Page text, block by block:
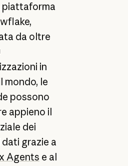
piattaforma
da oltre
in
mondo, le
possono
appieno il
dei
grazie a
Agents e al